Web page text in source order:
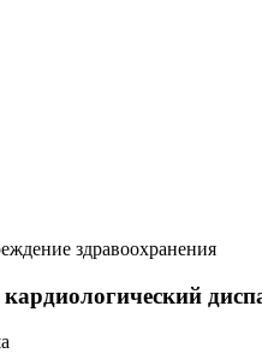
здравоохранения